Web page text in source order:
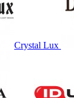
Crystal Lux